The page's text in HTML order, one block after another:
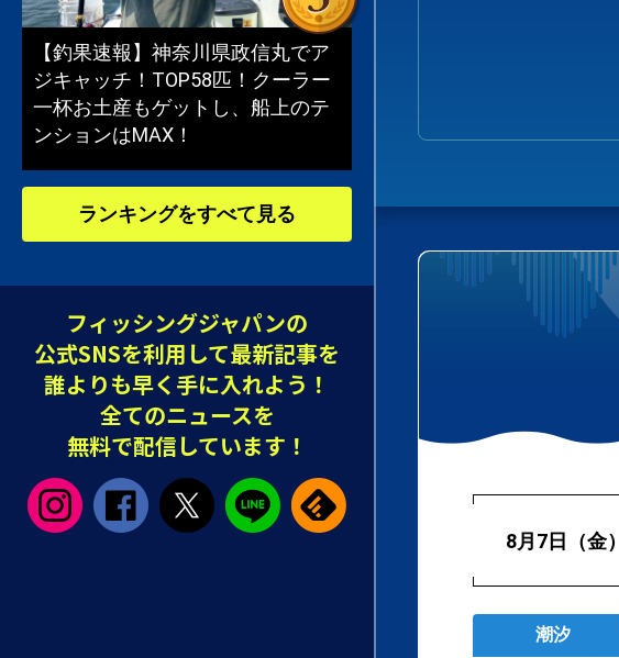
潮汐
【釣果速報】神奈川県政信丸でア
ジキャッチ！TOP58匹！クーラー
一杯お土産もゲットし、船上のテ
ンションはMAX！
ランキングをすべて見る
フィッシングジャパンの
公式SNSを利用して最新記事を
誰よりも早く手に入れよう！
全てのニュースを
無料で配信しています！